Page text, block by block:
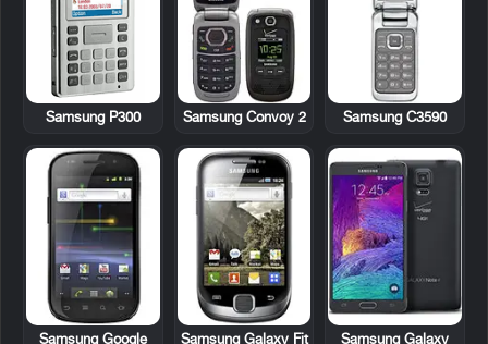
Samsung C3590
Samsung Convoy 2
Samsung P300
Samsung Galaxy
Samsung Galaxy Fit
Samsung Google